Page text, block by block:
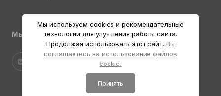
Мы в социальных ресурсах
Мы используем cookies и рекомендательные
технологии для улучшения работы сайта.
Продолжая использовать этот сайт, Вы
соглашаетесь на использование файлов
cookie.
Принять